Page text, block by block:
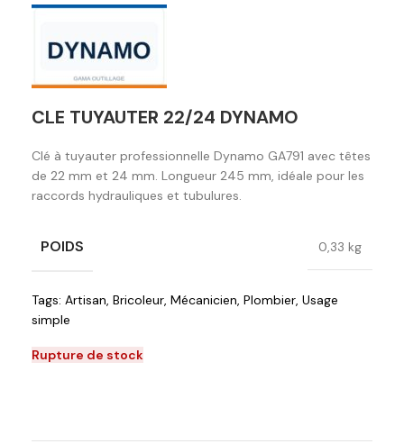
CLE TUYAUTER 22/24 DYNAMO
Clé à tuyauter professionnelle Dynamo GA791 avec têtes
de 22 mm et 24 mm. Longueur 245 mm, idéale pour les
raccords hydrauliques et tubulures.
POIDS 0,33 kg
Tags: Artisan, Bricoleur, Mécanicien, Plombier, Usage
simple
Rupture de stock